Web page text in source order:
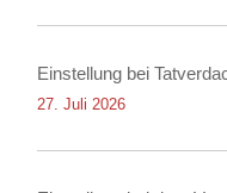
Einstellung bei
27. Juli 2026